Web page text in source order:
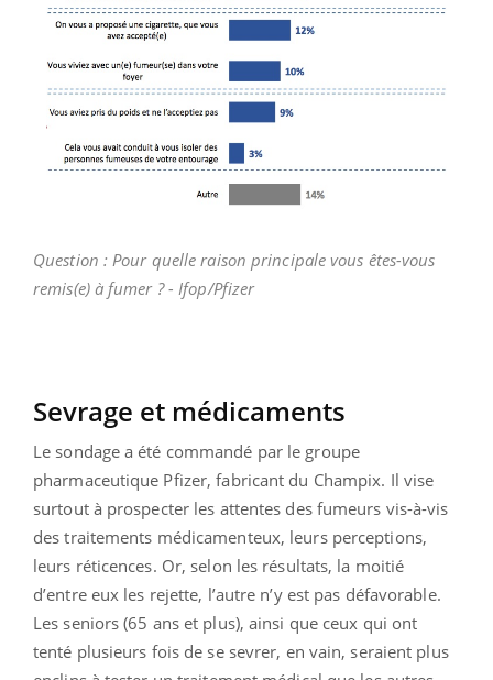
Question : Pour quelle raison principale vous êtes-vous
remis(e) à fumer ? - Ifop/Pfizer
Sevrage et médicaments
Le sondage a été commandé par le groupe
pharmaceutique Pfizer, fabricant du Champix. Il vise
surtout à prospecter les attentes des fumeurs vis-à-vis
des traitements médicamenteux, leurs perceptions,
leurs réticences. Or, selon les résultats, la moitié
d’entre eux les rejette, l’autre n’y est pas défavorable.
Les seniors (65 ans et plus), ainsi que ceux qui ont
tenté plusieurs fois de se sevrer, en vain, seraient plus